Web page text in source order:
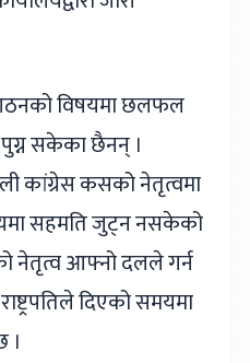
विषयमा छलफल
सकेका छैनन् ।
कांग्रेस कसको नेतृत्वमा
सहमति जुट्न नसकेको
नेतृत्व आफ्नो दलले गर्न
दिएको समयमा
।